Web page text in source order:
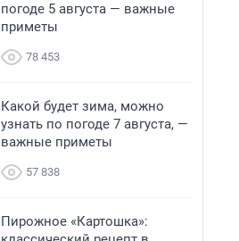
погоде 5 августа — важные
приметы
78 453
Какой будет зима, можно
узнать по погоде 7 августа, —
важные приметы
57 838
Пирожное «Картошка»: